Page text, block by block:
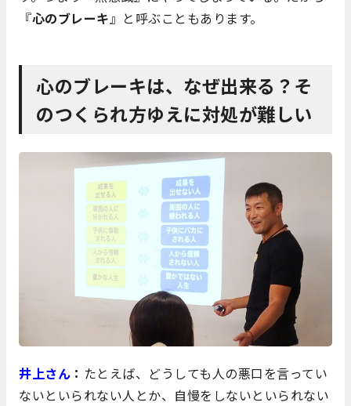
『心のブレーキ 』と呼ぶこともあります。
心のブレーキは、なぜ出来る？そ
のつくられ方ゆえに対処が難しい
井上さん ： たとえば、どうしても人の悪口を言ってい
ないといられない人とか、自慢をしないといられない